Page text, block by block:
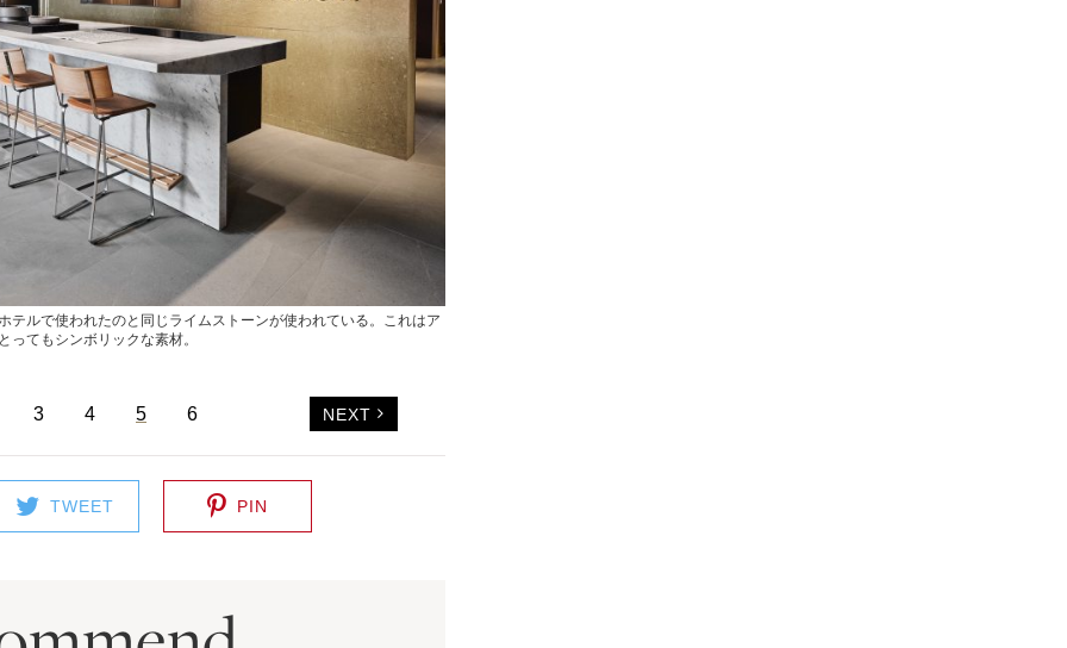
テルで使われたのと同じライムストーンが使われている。これはア
てもシンボリックな素材。
NEXT
3 4 5 6
TWEET PIN